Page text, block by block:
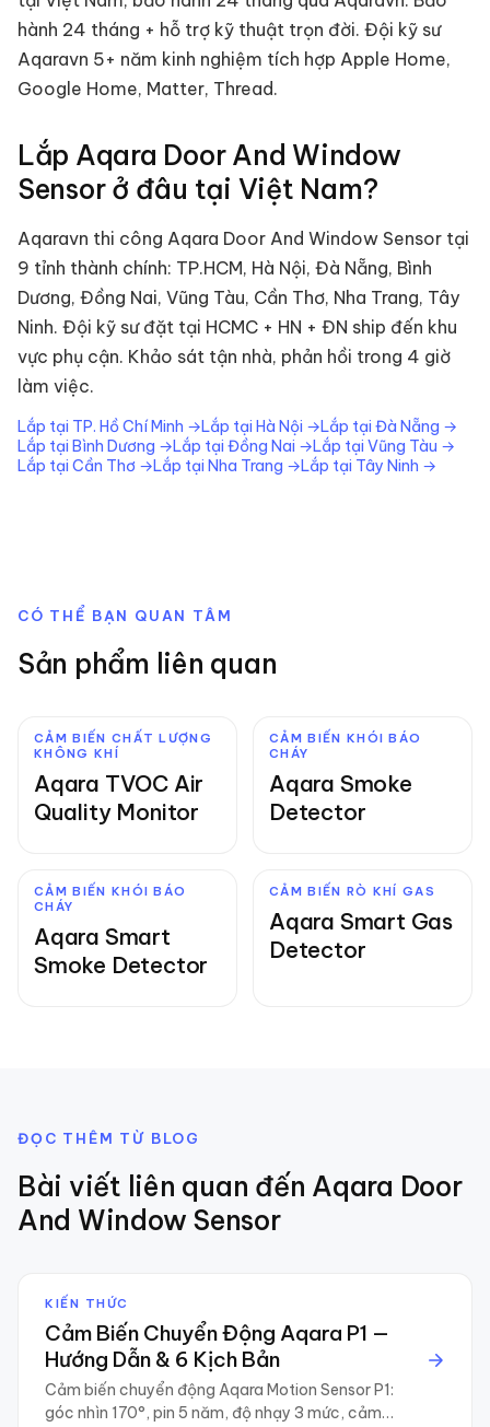
hành 24 tháng + hỗ trợ kỹ thuật trọn đời. Đội kỹ sư
Aqaravn 5+ năm kinh nghiệm tích hợp Apple Home,
Google Home, Matter, Thread.
Lắp Aqara Door And Window
Sensorở đâu tại Việt Nam?
Aqaravn thi công Aqara Door And Window Sensor tại
9 tỉnh thành chính: TP.HCM, Hà Nội, Đà Nẵng, Bình
Dương, Đồng Nai, Vũng Tàu, Cần Thơ, Nha Trang, Tây
Ninh. Đội kỹ sư đặt tại HCMC + HN + ĐN ship đến khu
vực phụ cận. Khảo sát tận nhà, phản hồi trong 4 giờ
làm việc.
Lắp tại TP. Hồ Chí Minh →Lắp tại Hà Nội →Lắp tại Đà Nẵng →
Lắp tại Bình Dương →Lắp tại Đồng Nai →Lắp tại Vũng Tàu →
Lắp tại Cần Thơ →Lắp tại Nha Trang →Lắp tại Tây Ninh →
CÓ THỂ BẠN QUAN TÂM
Sản phẩm liên quan
CẢM BIẾN CHẤT LƯỢNG
KHÔNG KHÍ
Aqara TVOC Air
Quality Monitor
CẢM BIẾN KHÓI BÁO
CHÁY
Aqara Smoke
Detector
CẢM BIẾN KHÓI BÁO
CHÁY
Aqara Smart
Smoke Detector
CẢM BIẾN RÒ KHÍ GAS
Aqara Smart Gas
Detector
ĐỌC THÊM TỪ BLOG
Bài viết liên quan đến Aqara Door
And Window Sensor
KIẾN THỨC
Cảm Biến Chuyển Động Aqara P1 —
Hướng Dẫn & 6 Kịch Bản
Cảm biến chuyển động Aqara Motion Sensor P1:
góc nhìn 170°, pin 5 năm, độ nhạy 3 mức, cảm